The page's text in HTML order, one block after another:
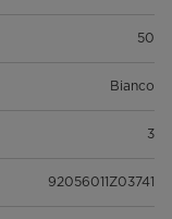
50
Bianco
3
92056011Z03741